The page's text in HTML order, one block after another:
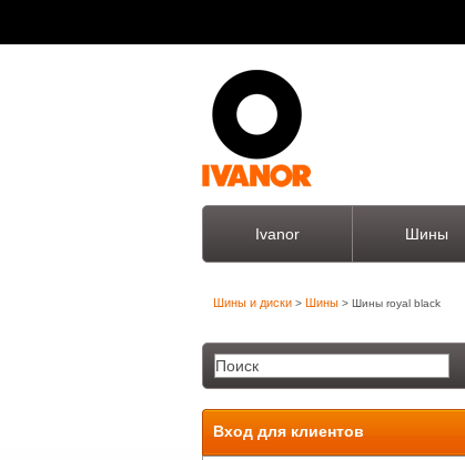
Ivanor Шины
Шины и диски > Шины > Шины royal black
Вход для клиентов